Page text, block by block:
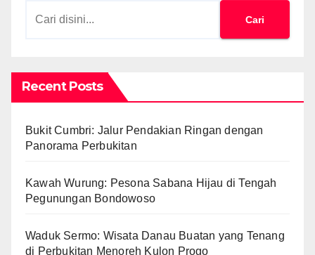
Cari
Recent Posts
Bukit Cumbri: Jalur Pendakian Ringan dengan
Panorama Perbukitan
Kawah Wurung: Pesona Sabana Hijau di Tengah
Pegunungan Bondowoso
Waduk Sermo: Wisata Danau Buatan yang Tenang
di Perbukitan Menoreh Kulon Progo